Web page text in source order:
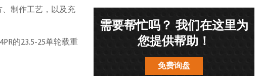
制作工艺，以及充
的23.5-25单轮载重
需要帮忙吗？ 我们在这里为
您提供帮助！
免费询盘